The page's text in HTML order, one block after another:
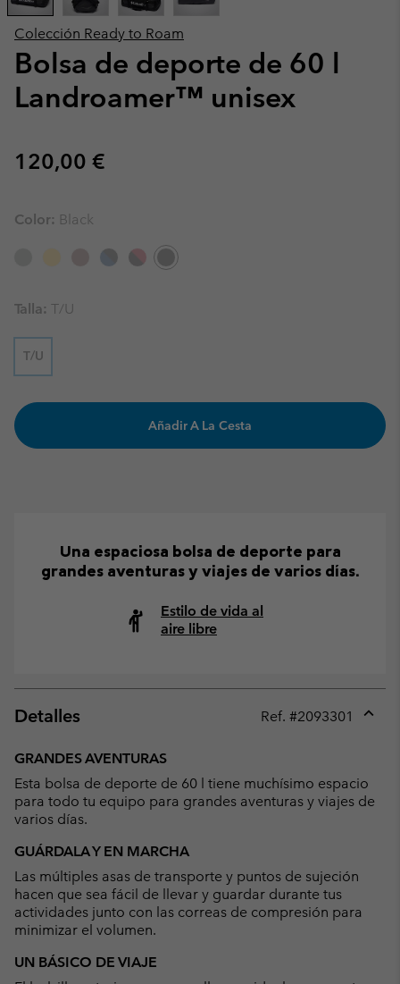
Colección Ready to Roam
Bolsa de deporte de 60 l
Landroamer™ unisex
Regular price:
120,00 €
Color: Black
Talla: T/U
T/U
Añadir A La Cesta
Una espaciosa bolsa de deporte para
grandes aventuras y viajes de varios días.
Estilo de vida al
aire libre
Detalles Ref. #2093301
GRANDES AVENTURAS
Esta bolsa de deporte de 60 l tiene muchísimo espacio
para todo tu equipo para grandes aventuras y viajes de
varios días.
GUÁRDALA Y EN MARCHA
Las múltiples asas de transporte y puntos de sujeción
hacen que sea fácil de llevar y guardar durante tus
actividades junto con las correas de compresión para
minimizar el volumen.
UN BÁSICO DE VIAJE